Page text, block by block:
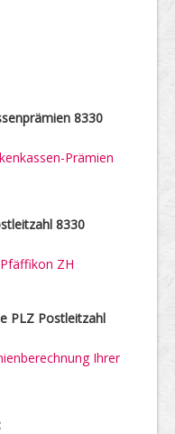
8330
Prämien
8330
ZH
PLZ Postleitzahl
Ihrer